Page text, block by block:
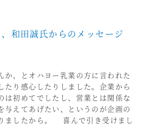
和田誠氏からのメッセージ
か、とオハヨー乳業の方に言われた
たり感心したりしました。企業から
は初めてでしたし、営業とは関係な
与えてあげたい、というのが企画の
ましたから。 喜んで引き受けまし